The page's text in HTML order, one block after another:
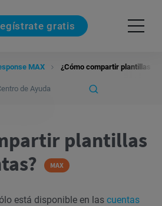
gratis
MAX ¿Cómo compartir plantillas
plantillas
MAX
está disponible en las cuentas